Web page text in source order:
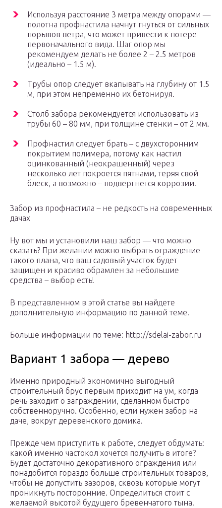
Используя расстояние 3 метра между опорами —
полотна профнастила начнут гнуться от сильных
порывов ветра, что может привести к потере
первоначального вида. Шаг опор мы
рекомендуем делать не более 2 – 2.5 метров
(идеально – 1.5 м).
Трубы опор следует вкапывать на глубину от 1.5
м, при этом непременно их бетонируя.
Столб забора рекомендуется использовать из
трубы 60 – 80 мм, при толщине стенки – от 2 мм.
Профнастил следует брать – с двухсторонним
покрытием полимера, потому как настил
оцинкованный (неокрашенный) через
несколько лет покроется пятнами, теряя свой
блеск, а возможно – подвергнется коррозии.
Забор из профнастила – не редкость на современных
дачах
Ну вот мы и установили наш забор — что можно
сказать? При желании можно выбрать ограждение
такого плана, что ваш садовый участок будет
защищен и красиво обрамлен за небольшие
средства – выбор есть!
В представленном в этой статье вы найдете
дополнительную информацию по данной теме.
Больше информации по теме: http://sdelai-zabor.ru
Вариант 1 забора — дерево
Именно природный экономично выгодный
строительный брус первым приходит на ум, когда
речь заходит о заграждении, сделанном быстро
собственноручно. Особенно, если нужен забор на
даче, вокруг деревенского домика.
Прежде чем приступить к работе, следует обдумать:
какой именно частокол хочется получить в итоге?
Будет достаточно декоративного ограждения или
понадобится гораздо больше строительных товаров,
чтобы не допустить зазоров, сквозь которые могут
проникнуть посторонние. Определиться стоит с
желаемой высотой будущего бревенчатого тына.